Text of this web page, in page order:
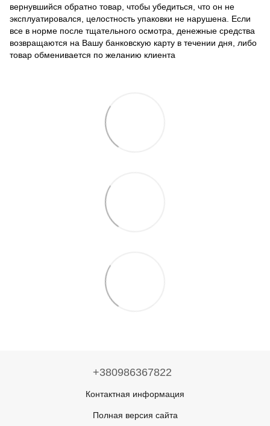
вернувшийся обратно товар, чтобы убедиться, что он не
эксплуатировался, целостность упаковки не нарушена. Если
все в норме после тщательного осмотра, денежные средства
возвращаются на Вашу банковскую карту в течении дня, либо
товар обменивается по желанию клиента
+380986367822
Контактная информация
Полная версия сайта